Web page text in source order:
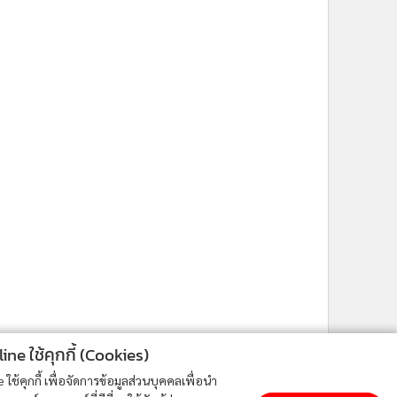
ใช้คุกกี้ (Cookies)
ใช้คุกกี้ เพื่อจัดการข้อมูลส่วนบุคคลเพื่อนำ